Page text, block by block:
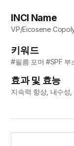
INCI Name
VP/Eicosene
키워드
#필름 포머 #SPF
효과 및 효능
지속력 향상, 내수성